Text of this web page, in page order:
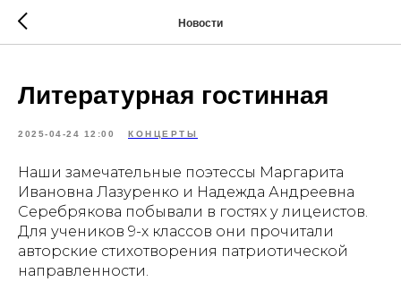
Новости
Литературная гостинная
2025-04-24 12:00 КОНЦЕРТЫ
Наши замечательные поэтессы Маргарита
Ивановна Лазуренко и Надежда Андреевна
Серебрякова побывали в гостях у лицеистов.
Для учеников 9-х классов они прочитали
авторские стихотворения патриотической
направленности.